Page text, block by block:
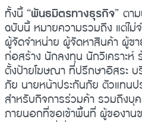
ทั้งนี้ “พันธมิตรทางธุรกิจ” ตา
ฉบับนี้ หมายความรวมถึง แต่ไม่
ผู้จัดจำหน่าย ผู้จัดหาสินค้า ผู้ข
ก่อสร้าง นักลงทุน นักวิเคราะห์
ตั้งป้ายโฆษณา ที่ปรึกษาอิสระ
ภัย นายหน้าประกันภัย ตัวแทน
สำหรับกิจการร่วมค้า รวมถึงบุ
ภายนอกที่ขอเข้าพื้นที่ ผู้ของาน